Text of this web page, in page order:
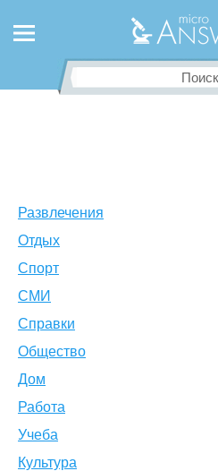
Развлечения
Отдых
Спорт
СМИ
Справки
Общество
Дом
Работа
Учеба
Культура